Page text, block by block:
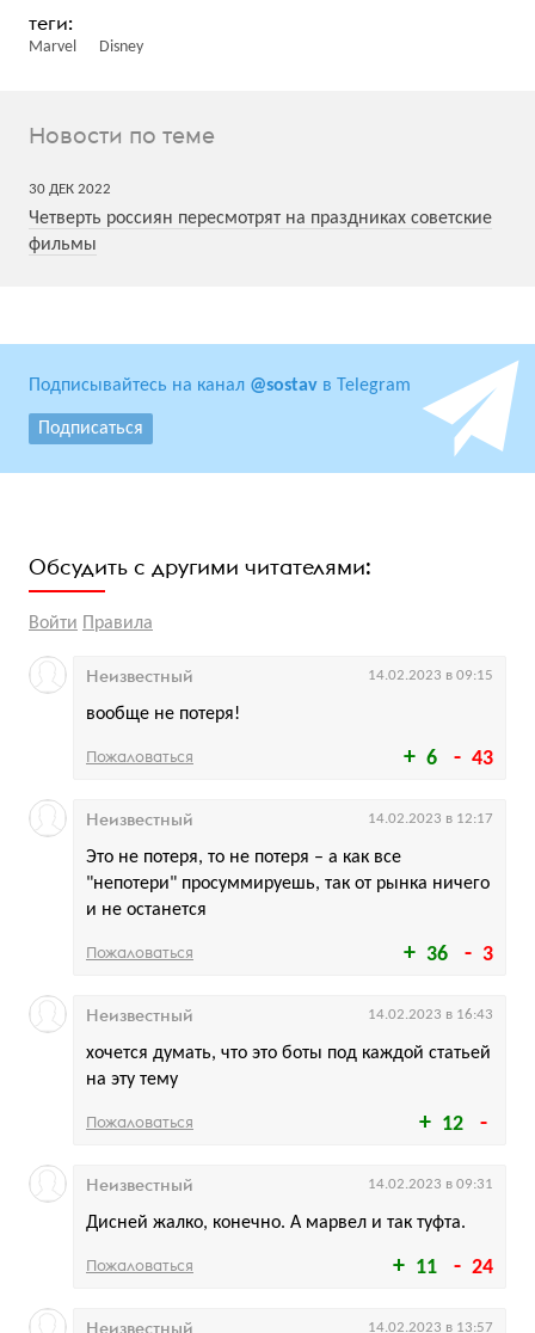
Marvel Disney
Новости по теме
30 ДЕК 2022
Четверть россиян пересмотрят на праздниках советские
фильмы
Подписывайтесь на канал @sostav в Telegram
Подписаться
Обсудить с другими читателями:
Войти Правила
6 43
вообще не потеря!
Неизвестный 14.02.2023 в 09:15
Пожаловаться
36 3
Это не потеря, то не потеря – а как все
"непотери" просуммируешь, так от рынка ничего
и не останется
Неизвестный 14.02.2023 в 12:17
Пожаловаться
12
хочется думать, что это боты под каждой статьей
на эту тему
Неизвестный 14.02.2023 в 16:43
Пожаловаться
11 24
Дисней жалко, конечно. А марвел и так туфта.
Неизвестный 14.02.2023 в 09:31
Пожаловаться
Неизвестный 14.02.2023 в 13:57